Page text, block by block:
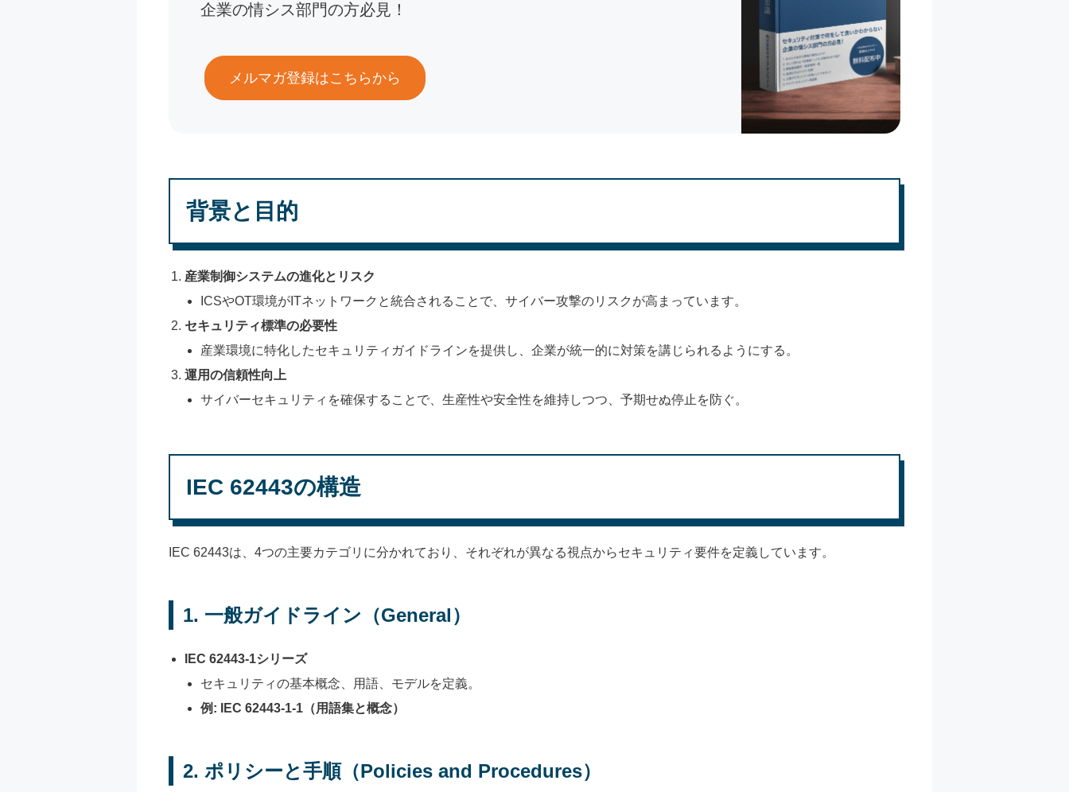
企業の情シス部門の方必見！
メルマガ登録はこちらから
背景と目的
産業制御システムの進化とリスク
ICSやOT環境がITネットワークと統合されることで、サイバー攻撃のリスクが高まっています。
セキュリティ標準の必要性
産業環境に特化したセキュリティガイドラインを提供し、企業が統一的に対策を講じられるようにする。
運用の信頼性向上
サイバーセキュリティを確保することで、生産性や安全性を維持しつつ、予期せぬ停止を防ぐ。
IEC 62443の構造
IEC 62443は、4つの主要カテゴリに分かれており、それぞれが異なる視点からセキュリティ要件を定義しています。
1. 一般ガイドライン（General）
IEC 62443-1シリーズ
セキュリティの基本概念、用語、モデルを定義。
例: IEC 62443-1-1（用語集と概念）
2. ポリシーと手順（Policies and Procedures）